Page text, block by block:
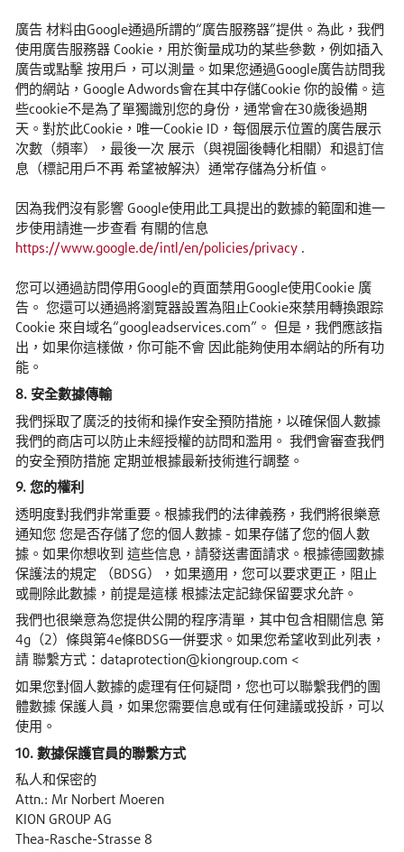
廣告 材料由Google通過所謂的“廣告服務器”提供。為此，我們
使用廣告服務器 Cookie，用於衡量成功的某些參數，例如插入
廣告或點擊 按用戶，可以測量。如果您通過Google廣告訪問我
們的網站，Google Adwords會在其中存儲Cookie 你的設備。這
些cookie不是為了單獨識別您的身份，通常會在30歲後過期
天。對於此Cookie，唯一Cookie ID，每個展示位置的廣告展示
次數（頻率），最後一次 展示（與視圖後轉化相關）和退訂信
息（標記用戶不再 希望被解決）通常存儲為分析值。
因為我們沒有影響 Google使用此工具提出的數據的範圍和進一
步使用請進一步查看 有關的信息
https://www.google.de/intl/en/policies/privacy.
您可以通過訪問停用Google的頁面禁用Google使用Cookie 廣
告。 您還可以通過將瀏覽器設置為阻止Cookie來禁用轉換跟踪
Cookie 來自域名“googleadservices.com”。 但是，我們應該指
出，如果你這樣做，你可能不會 因此能夠使用本網站的所有功
能。
8. 安全數據傳輸
我們採取了廣泛的技術和操作安全預防措施，以確保個人數據
我們的商店可以防止未經授權的訪問和濫用。 我們會審查我們
的安全預防措施 定期並根據最新技術進行調整。
9. 您的權利
透明度對我們非常重要。根據我們的法律義務，我們將很樂意
通知您 您是否存儲了您的個人數據 - 如果存儲了您的個人數
據。如果你想收到 這些信息，請發送書面請求。根據德國數據
保護法的規定 （BDSG），如果適用，您可以要求更正，阻止
或刪除此數據，前提是這樣 根據法定記錄保留要求允許。
我們也很樂意為您提供公開的程序清單，其中包含相關信息 第
4g（2）條與第4e條BDSG一併要求。如果您希望收到此列表，
請 聯繫方式：dataprotection@kiongroup.com <
如果您對個人數據的處理有任何疑問，您也可以聯繫我們的團
體數據 保護人員，如果您需要信息或有任何建議或投訴，可以
使用。
10. 數據保護官員的聯繫方式
私人和保密的
Attn.: Mr Norbert Moeren
KION GROUP AG
Thea-Rasche-Strasse 8